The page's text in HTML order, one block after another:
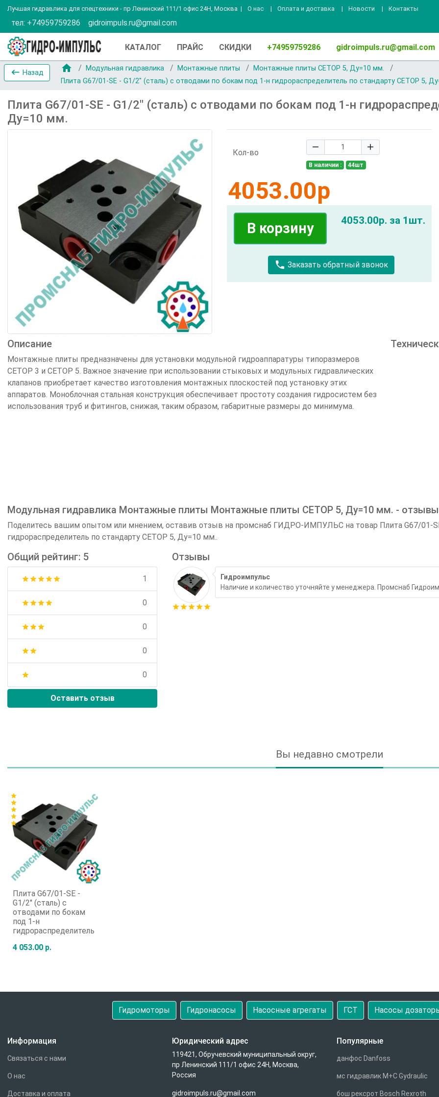
Лучшая гидравлика для спецтехники - пр Ленинский 111/1 офис 24Н, Москва | О нас | Оплата и доставка | Новости | Контакты
тел: +74959759286 gidroimpuls.ru@gmail.com
КАТАЛОГ ПРАЙС СКИДКИ +74959759286 gidroimpuls.ru@gmail.com
keyboard_backspace Назад home Модульная гидравлика Монтажные плиты
Монтажные плиты CETOP 5, Ду=10 мм.
Плита G67/01-SE - G1/2" (сталь) с отводами по бокам под 1-н гидрораспределитель по стандарту СЕТОР 5,
Плита G67/01-SE - G1/2" (сталь) с отводами по бокам под 1-н
Ду=10 мм.
Кол-во
remove add
В наличии : 44шт
4053.00р
В корзину 4053.00р. за 1шт.
call Заказать обратный звонок
Описание
Монтажные плиты предназначены для установки модульной гидроаппаратуры типоразмеров
СЕТОР 3 и СЕТОР 5. Важное значение при использовании стыковых и модульных гидравлических
клапанов приобретает качество изготовления монтажных плоскостей под установку этих
аппаратов. Моноблочная стальная конструкция обеспечивает простоту создания гидросистем без
использования труб и фитингов, снижая, таким образом, габаритные размеры до минимума.
Модульная гидравлика Монтажные плиты Монтажные плиты CETOP 5, Ду=10 мм. -
Поделитесь вашим опытом или мнением, оставив отзыв на промснаб ГИДРО-ИМПУЛЬС на товар Плита G67/01-
гидрораспределитель по стандарту СЕТОР 5, Ду=10 мм..
Общий рейтинг: 5
starstarstarstarstar 1
starstarstarstar 0
starstarstar 0
starstar 0
star 0
Оставить отзыв
Отзывы
starstarstarstarstar
Гидроимпульс
Наличие и количество уточняйте у менеджера. Промснаб
Вы недавно смотрели
Плита G67/01-SE -
G1/2" (сталь) с
отводами по бокам
под 1-н
гидрораспределитель
Ду=10 мм.
4 053.00 р.
star
star
star
star
star
Гидромоторы Гидронасосы Насосные агрегаты ГСТ Насосы
Информация
Связаться с нами
О нас
Доставка и оплата
Юридический адрес
119421, Обручевский муниципальный округ,
пр Ленинский 111/1 офис 24Н, Москва,
Россия
gidroimpuls.ru@gmail.com
Популярные
данфос Danfoss
мс гидравлик M+C Gydraulic
бош рексрот Bosch Rexroth